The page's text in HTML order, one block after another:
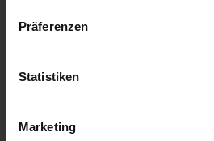
Präferenzen
Statistiken
Marketing
stülpen.